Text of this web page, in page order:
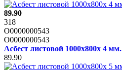
89.90
318
О0000000543
О0000000543
Асбест листовой 1000х800х 4 мм.
89.90